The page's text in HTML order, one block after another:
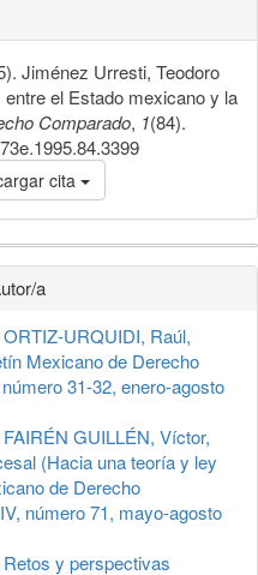
Jiménez Urresti, Teodoro
el Estado mexicano y la
Comparado, 1(84).
cita
a
ORTIZ-URQUIDI, Raúl,
Mexicano de Derecho
31-32, enero-agosto
FAIRÉN GUILLÉN, Víctor,
(Hacia una teoría y ley
de Derecho
número 71, mayo-agosto
Retos y perspectivas